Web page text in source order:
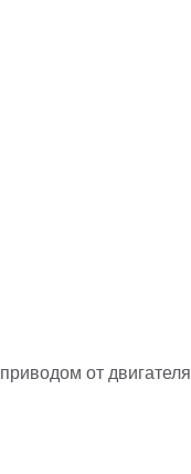
от двигателя